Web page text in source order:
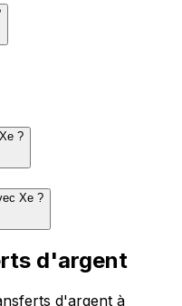
?
Xe ?
d'argent
d'argent à